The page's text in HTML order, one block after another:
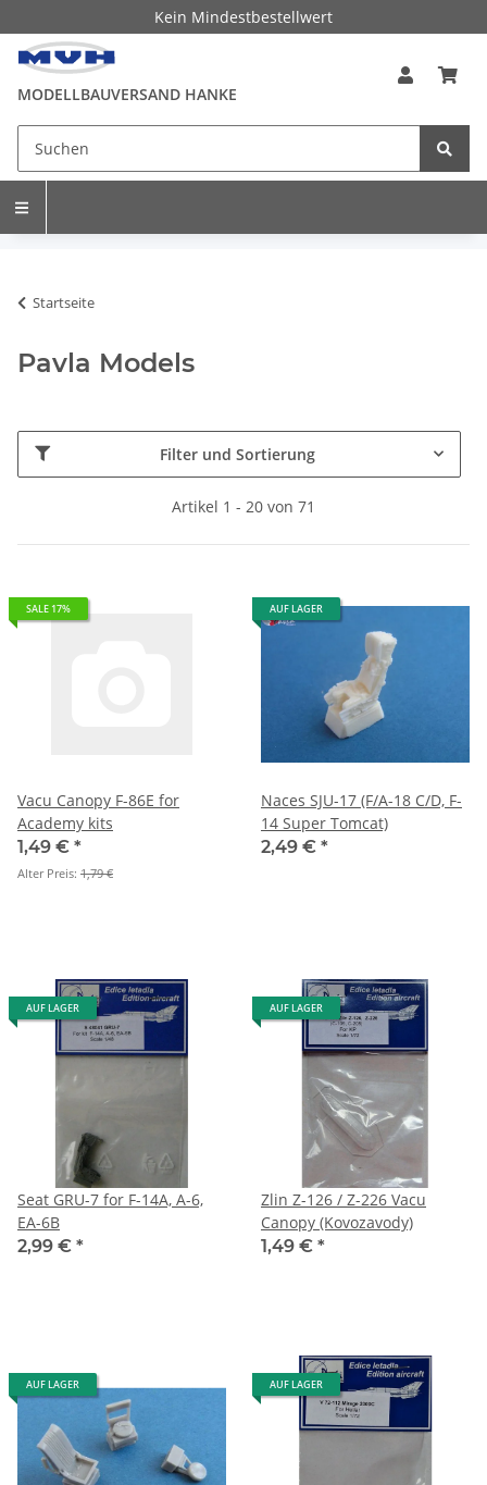
Kein Mindestbestellwert
MODELLBAUVERSAND HANKE
Startseite
Pavla Models
Filter und Sortierung
Artikel 1 - 20 von 71
SALE 17%
Vacu Canopy F-86E for
Academy kits
1,49 € *
Alter Preis: 1,79 €
AUF LAGER
Naces SJU-17 (F/A-18 C/D, F-
14 Super Tomcat)
2,49 € *
AUF LAGER
Seat GRU-7 for F-14A, A-6,
EA-6B
2,99 € *
AUF LAGER
Zlin Z-126 / Z-226 Vacu
Canopy (Kovozavody)
1,49 € *
AUF LAGER AUF LAGER